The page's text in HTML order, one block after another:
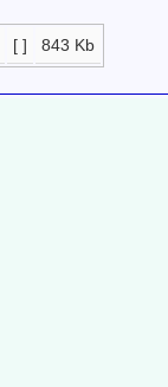
[ ] 843 Kb